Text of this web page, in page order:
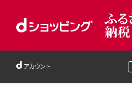
アカウント